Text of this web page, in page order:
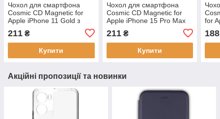
Чохол для смартфона
Cosmic CD Magnetic for
Apple iPhone 11 Gold з
гальванічним покриттям
та підтримкою MagSafe
211 ₴
Купити
Чохол для смартфона
Cosmic CD Magnetic for
Apple iPhone 15 Pro Max
протиударний,
гальванічне покриття
211₴
Купити
for
188
Акційні пропозиції та новинки